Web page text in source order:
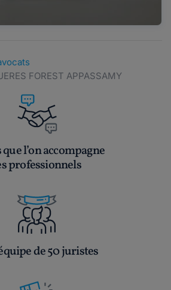
FOREST APPASSAMY
que l’on accompagne
professionnels
de 50 juristes